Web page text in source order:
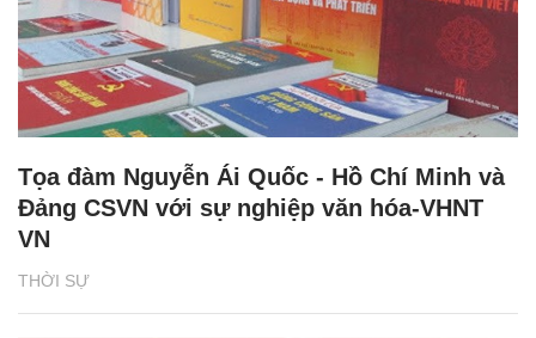
THỜI SỰ
Tọa đàm Nguyễn Ái Quốc - Hồ Chí Minh và
Đảng CSVN với sự nghiệp văn hóa-VHNT
VN